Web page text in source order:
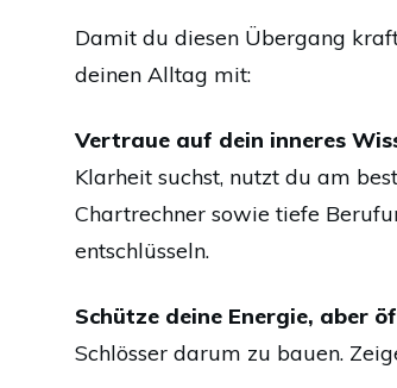
Damit du diesen Übergang
deinen Alltag mit:
Vertraue auf dein inneres
Klarheit suchst, nutzt du am
Chartrechner sowie tiefe
entschlüsseln.
Schütze deine Energie, aber
Schlösser darum zu bauen.